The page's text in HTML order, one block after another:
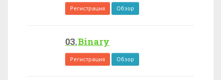
Регистрация Обзор
Binary
Регистрация Обзор